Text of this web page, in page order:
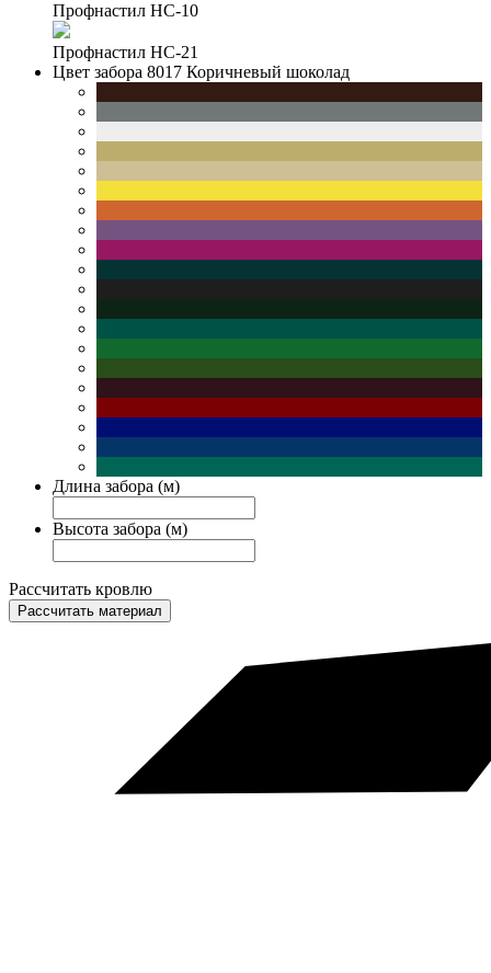
Профнастил НС-10
Профнастил НС-21
Цвет забора 8017 Коричневый шоколад
Длина забора (м)
Высота забора (м)
Рассчитать кровлю
Рассчитать материал